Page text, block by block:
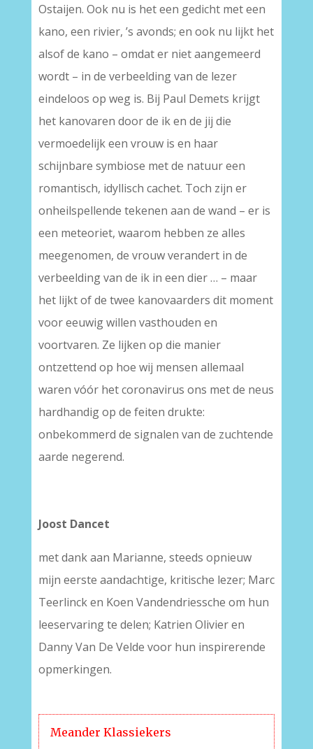
Ostaijen. Ook nu is het een gedicht met een
kano, een rivier, ’s avonds; en ook nu lijkt het
alsof de kano – omdat er niet aangemeerd
wordt – in de verbeelding van de lezer
eindeloos op weg is. Bij Paul Demets krijgt
het kanovaren door de ik en de jij die
vermoedelijk een vrouw is en haar
schijnbare symbiose met de natuur een
romantisch, idyllisch cachet. Toch zijn er
onheilspellende tekenen aan de wand – er is
een meteoriet, waarom hebben ze alles
meegenomen, de vrouw verandert in de
verbeelding van de ik in een dier … – maar
het lijkt of de twee kanovaarders dit moment
voor eeuwig willen vasthouden en
voortvaren. Ze lijken op die manier
ontzettend op hoe wij mensen allemaal
waren vóór het coronavirus ons met de neus
hardhandig op de feiten drukte:
onbekommerd de signalen van de zuchtende
aarde negerend.
Joost Dancet
met dank aan Marianne, steeds opnieuw
mijn eerste aandachtige, kritische lezer; Marc
Teerlinck en Koen Vandendriessche om hun
leeservaring te delen; Katrien Olivier en
Danny Van De Velde voor hun inspirerende
opmerkingen.
Meander Klassiekers